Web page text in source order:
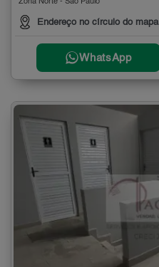
Zona Norte - São Paulo
Endereço no círculo do mapa
WhatsApp